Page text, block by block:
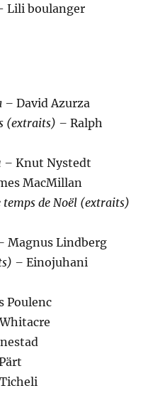
Lili boulanger
–David Azurza
(extraits) – Ralph
– Knut Nystedt
MacMillan
de Noël (extraits)
Magnus Lindberg
–Einojuhani
Poulenc